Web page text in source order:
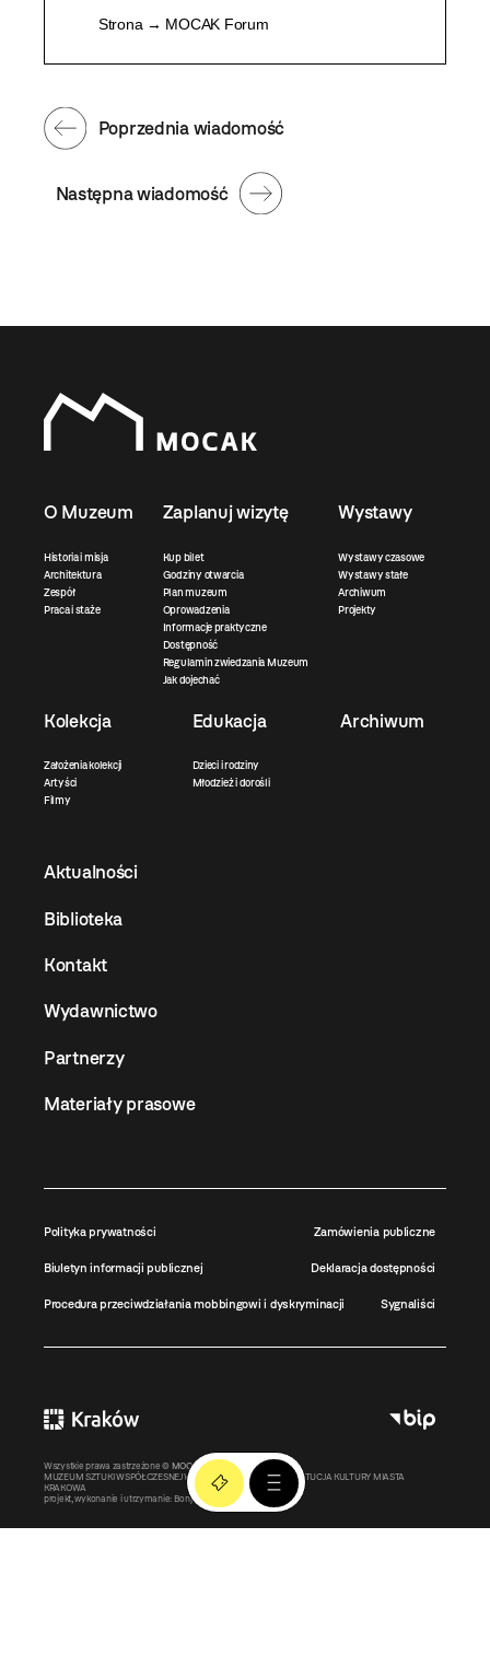
Strona → MOCAK Forum
Następna wiadomość
Poprzednia wiadomość
O Muzeum
Historia i misja
Architektura
Zespół
Praca i staże
Zaplanuj wizytę
Kup bilet
Godziny otwarcia
Plan muzeum
Oprowadzenia
Informacje praktyczne
Dostępność
Regulamin zwiedzania Muzeum
Jak dojechać
Wystawy
Wystawy czasowe
Wystawy stałe
Archiwum
Projekty
Kolekcja
Założenia kolekcji
Artyści
Filmy
Edukacja
Dzieci i rodziny
Młodzież i dorośli
Archiwum
Aktualności
Biblioteka
Kontakt
Wydawnictwo
Partnerzy
Materiały prasowe
Polityka prywatności Zamówienia publiczne
Biuletyn informacji publicznej Deklaracja dostępności
Procedura przeciwdziałania mobbingowi i dyskryminacji Sygnaliści
Wszystkie prawa zastrzeżone © MOCAK2011-2026
MUZEUM SZTUKI WSPÓŁCZESNEJ W KRAKOWIE MOCAK – INSTYTUCJA KULTURY MIASTA
KRAKOWA
projekt, wykonanie i utrzymanie: Bonjour.pl